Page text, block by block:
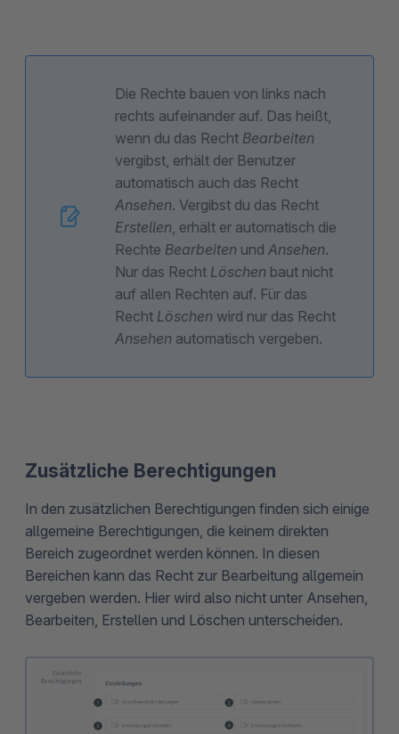
Die Rechte bauen von links nach
rechts aufeinander auf. Das heißt,
wenn du das Recht Bearbeiten
vergibst, erhält der Benutzer
automatisch auch das Recht
Ansehen. Vergibst du das Recht
Erstellen , erhält er automatisch die
Rechte Bearbeiten und Ansehen.
Nur das Recht Löschen baut nicht
auf allen Rechten auf. Für das
Recht Löschen wird nur das Recht
Ansehen automatisch vergeben.
Zusätzliche Berechtigungen
In den zusätzlichen Berechtigungen finden sich einige
allgemeine Berechtigungen, die keinem direkten
Bereich zugeordnet werden können. In diesen
Bereichen kann das Recht zur Bearbeitung allgemein
vergeben werden. Hier wird also nicht unter Ansehen,
Bearbeiten, Erstellen und Löschen unterscheiden.